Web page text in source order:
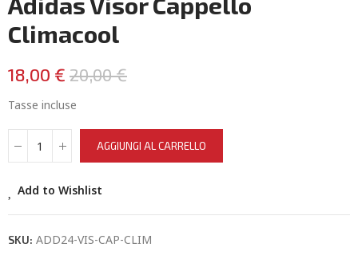
Climacool
18,00 € 20,00 €
Tasse incluse
AGGIUNGI AL CARRELLO
Add to Wishlist
SKU: ADD24-VIS-CAP-CLIM